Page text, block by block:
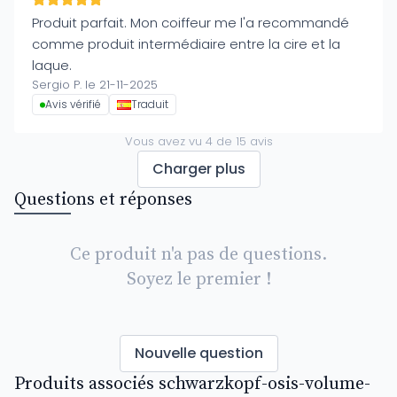
Produit parfait. Mon coiffeur me l'a recommandé
comme produit intermédiaire entre la cire et la
laque.
Sergio P. le 21-11-2025
Avis vérifié Traduit
Vous avez vu 4de 15 avis
Charger plus
Questions et réponses
Ce produit n'a pas de questions.
Soyez le premier !
Nouvelle question
Produits associés schwarzkopf-osis-volume-